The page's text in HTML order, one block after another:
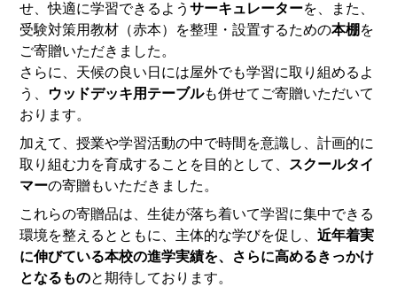
せ、快適に学習できるようサーキュレーターを、また、
受験対策用教材（赤本）を整理・設置するための本棚 を
ご寄贈いただきました。
さらに、天候の良い日には屋外でも学習に取り組めるよ
う、 ウッドデッキ用テーブルも併せてご寄贈いただいて
おります。
加えて、授業や学習活動の中で時間を意識し、計画的に
取り組む力を育成することを目的として、 スクールタイ
マーの寄贈もいただきました。
これらの寄贈品は、生徒が落ち着いて学習に集中できる
環境を整えるとともに、主体的な学びを促し、近年着実
に伸びている本校の進学実績を、さらに高めるきっかけ
となるものと期待しております。